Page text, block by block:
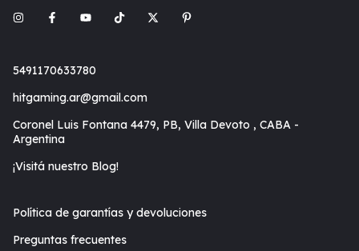
5491170633780
hitgaming.ar@gmail.com
Coronel Luis Fontana 4479, PB, Villa Devoto , CABA -
Argentina
¡Visitá nuestro Blog!
Política de garantías y devoluciones
Preguntas frecuentes